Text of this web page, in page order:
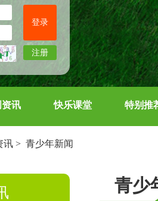
登录
注册
讯 快乐课堂 特别推
讯 > 青少年新闻
青少